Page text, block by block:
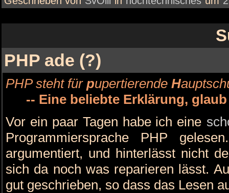
PHP ade (?)
PHP steht für pupertierende H
-- Eine beliebte Erklärung,
Vor ein paar Tagen habe ich eine
Programmiersprache PHP
argumentiert, und hinterlässt nicht
sich da noch was reparieren lässt.
gut geschrieben, so dass das Lesen